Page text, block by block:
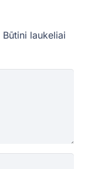
Būtini laukeliai